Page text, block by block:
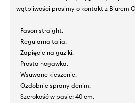
wątpliwości prosimy o kontakt z Biurem
- Fason straight.
- Regularna talia.
- Zapięcie na guziki.
- Prosta nogawka.
- Wsuwane kieszenie.
- Ozdobnie sprany denim.
- Szerokość w pasie: 40 cm.